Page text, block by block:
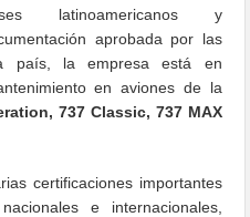
latinoamericanos y
aprobada por las
país, la empresa está en
en aviones de la
737 Classic, 737 MAX
certificaciones importantes
e internacionales,